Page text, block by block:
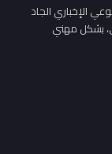
الإخباري الجاد
بشكل مهني